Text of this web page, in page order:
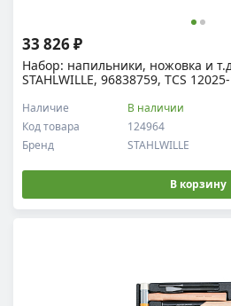
Набор: напильники, ножовка и
STAHLWILLE, 96838759, TCS
Код товара 124964
Наличие В наличии
Бренд STAHLWILLE
33 826 ₽
В корзину